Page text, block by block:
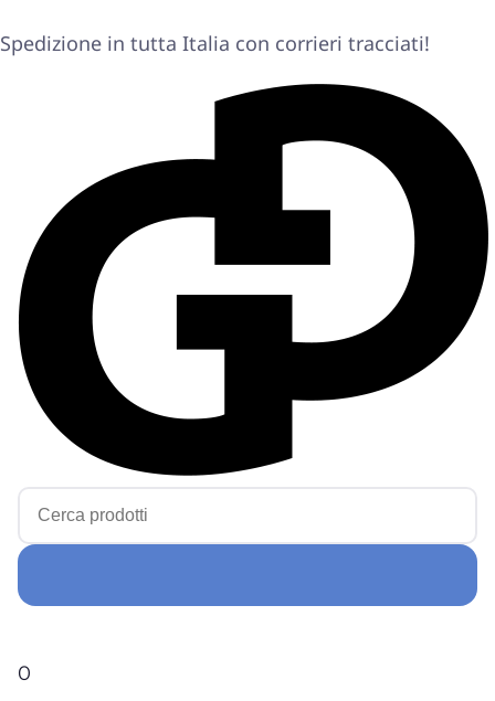
Spedizione in tutta Italia con corrieri tracciati!
0